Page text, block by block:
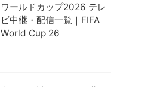
ワールドカップ2026 テレ
ビ中継・配信一覧｜FIFA
World Cup 26